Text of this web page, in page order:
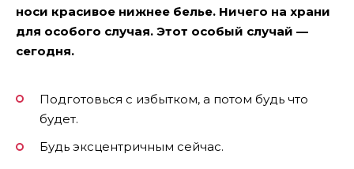
носи красивое нижнее белье. Ничего на храни
для особого случая. Этот особый случай —
сегодня.
Подготовься с избытком, а потом будь что
будет.
Будь эксцентричным сейчас.